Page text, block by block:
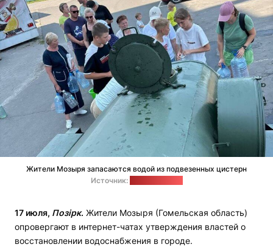
Жители Мозыря запасаются водой из подвезенных цистерн
Источник:
17 июля, Позірк. Жители Мозыря (Гомельская область)
опровергают в интернет-чатах утверждения властей о
восстановлении водоснабжения в городе.